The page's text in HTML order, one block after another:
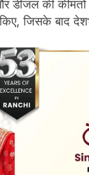
डीजल की
किए, जिसके बाद